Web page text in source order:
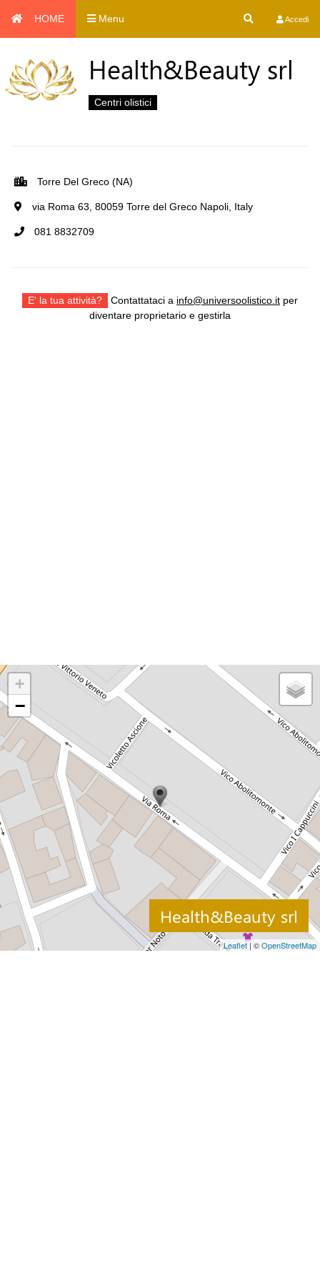
HOME Menu Accedi
Health&Beauty srl
Centri olistici
Torre Del Greco (NA)
via Roma 63, 80059 Torre del Greco Napoli, Italy
081 8832709
E' la tua attività? Contattataci a info@universoolistico.it per
diventare proprietario e gestirla
+
−
Leaflet| ©OpenStreetMap
Health&Beauty srl